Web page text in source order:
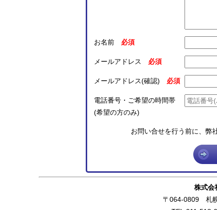
お名前
メールアドレス
メールアドレス(確認)
電話番号・ご希望の時間帯
(希望の方のみ)
お問い合せを行う前に、弊
株式会
〒064-0809 札